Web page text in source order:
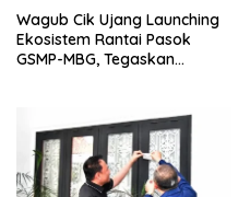
Wagub Cik Ujang Launching
Ekosistem Rantai Pasok
GSMP-MBG, Tegaskan
Kendalikan Inflasi